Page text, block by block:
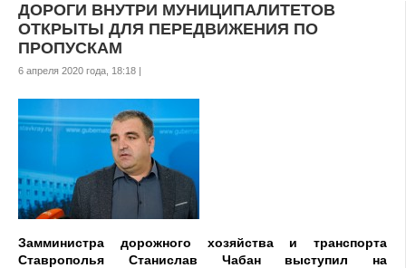
ДОРОГИ ВНУТРИ МУНИЦИПАЛИТЕТОВ
ОТКРЫТЫ ДЛЯ ПЕРЕДВИЖЕНИЯ ПО
ПРОПУСКАМ
6 апреля 2020 года, 18:18 |
Замминистра дорожного хозяйства и транспорта
Ставрополья Станислав Чабан выступил на